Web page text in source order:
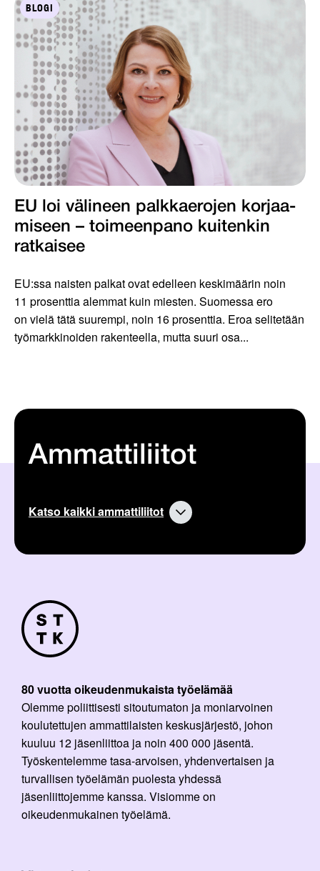
BLOGI
EU loi välineen palkkaerojen korjaa­
miseen – toimeenpano kuiten­kin
ratkaisee
EU:ssa naisten palkat ovat edelleen keskimäärin noin
11 prosenttia alemmat kuin miesten. Suomessa ero
on vielä tätä suurempi, noin 16 prosenttia. Eroa selitetään
työmarkkinoiden rakenteella, mutta suuri osa...
Ammattiliitot
Katso kaikki ammattiliitot
80 vuotta oikeudenmukaista työelämää
Olemme poliittisesti sitoutumaton ja moniarvoinen
koulutettujen ammattilaisten keskusjärjestö, johon
kuuluu 12 jäsenliittoa ja noin 400 000 jäsentä.
Työskentelemme tasa-arvoisen, yhdenvertaisen ja
turvallisen työelämän puolesta yhdessä
jäsenliittojemme kanssa. Visiomme on
oikeudenmukainen työelämä.